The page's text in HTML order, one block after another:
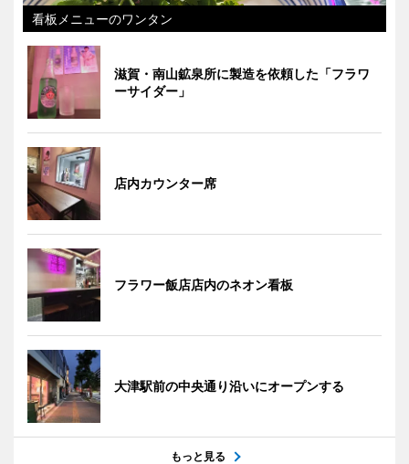
看板メニューのワンタン
滋賀・南山鉱泉所に製造を依頼した「フラワ
ーサイダー」
店内カウンター席
フラワー飯店店内のネオン看板
大津駅前の中央通り沿いにオープンする
もっと見る